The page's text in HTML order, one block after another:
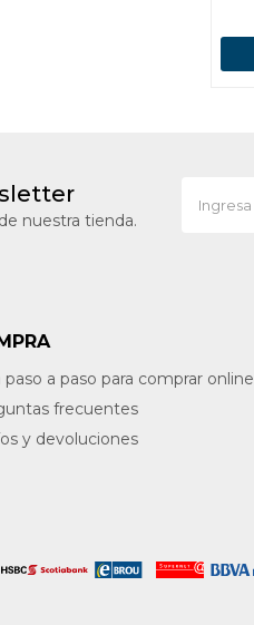
nuestra tienda.
paso a paso para comprar online
frecuentes
y devoluciones